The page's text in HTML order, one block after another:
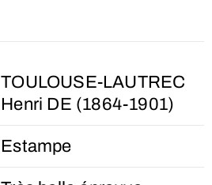
TOULOUSE-LAUTREC
Henri DE (1864-1901)
Estampe